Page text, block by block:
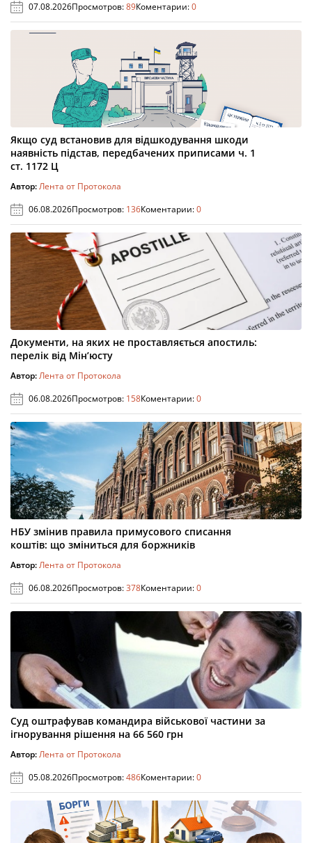
07.08.2026Просмотров:89Коментарии:0
Якщо суд встановив для відшкодування шкоди
наявність підстав, передбачених приписами ч. 1
ст. 1172 Ц
Автор:Лента от Протокола
06.08.2026Просмотров: 136Коментарии:0
Документи, на яких не проставляється апостиль:
перелік від Мін’юсту
Автор:Лента от Протокола
06.08.2026Просмотров: 158Коментарии:0
НБУ змінив правила примусового списання
коштів: що зміниться для боржників
Автор:Лента от Протокола
06.08.2026Просмотров:378Коментарии:0
Суд оштрафував командира військової частини за
ігнорування рішення на 66 560 грн
Автор:Лента от Протокола
05.08.2026Просмотров:486Коментарии:0